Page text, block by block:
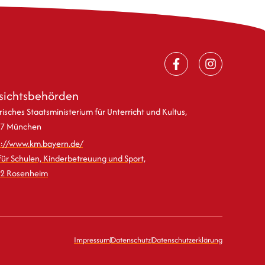
Staatsministerium für Unterricht und Kultus,
München
www.km.bayern.de/
Schulen, Kinderbetreuung und Sport,
Rosenheim
ImpressumDatenschutzDatenschutzerklärung